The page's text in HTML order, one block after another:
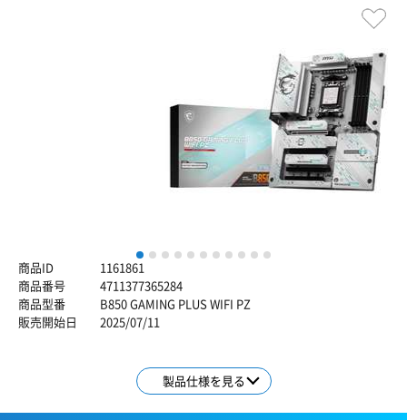
1 2 3 4 5 6 7 8 9 10
商品ID
1161861
商品番号
4711377365284
商品型番
B850 GAMING PLUS WIFI PZ
販売開始日
2025/07/11
製品仕様を見る